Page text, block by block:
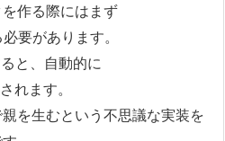
作る際にはまず
要があります。
と、自動的に
ます。
を生むという不思議な実装を